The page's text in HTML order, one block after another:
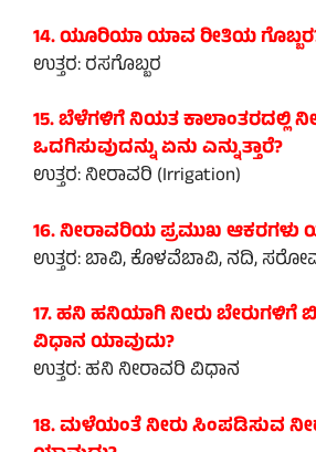
14. ಯೂರಿಯಾ ಯಾವ ರೀತಿಯ
ಉತ್ತರ: ರಸಗೊಬ್ಬರ
15. ಬೆಳೆಗಳಿಗೆ ನಿಯತ ಕಾಲಾಂತರದಲ್ಲಿ
ಒದಗಿಸುವುದನ್ನು ಏನು ಎನ್ನುತ್ತಾರೆ?
ಉತ್ತರ: ನೀರಾವರಿ (Irrigation)
16. ನೀರಾವರಿಯ ಪ್ರಮುಖ ಆಕರಗಳು
ಉತ್ತರ: ಬಾವಿ, ಕೊಳವೆಬಾವಿ, ನದಿ,
17. ಹನಿ ಹನಿಯಾಗಿ ನೀರು ಬೇರುಗಳಿಗೆ
ವಿಧಾನ ಯಾವುದು?
ಉತ್ತರ: ಹನಿ ನೀರಾವರಿ ವಿಧಾನ
18. ಮಳೆಯಂತೆ ನೀರು ಸಿಂಪಡಿಸುವ